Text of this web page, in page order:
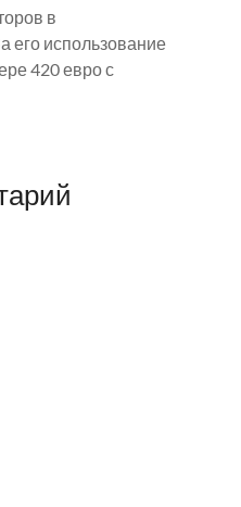
в
его использование
420 евро с